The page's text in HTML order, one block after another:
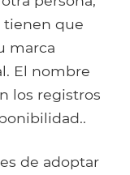
tienen que
marca
El nombre
los registros
de adoptar